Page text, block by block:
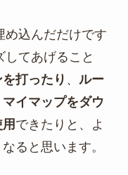
め込んだだけです
てあげること
打ったり 、 ルー
マイマップをダウ
できたりと、よ
ると思います。